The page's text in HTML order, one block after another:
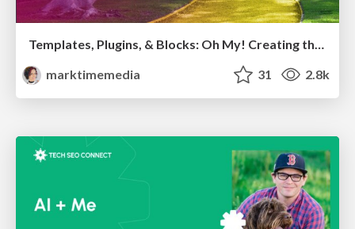
Templates, Plugins, & Blocks: Oh My! Creating the theme that thinks of everything
marktimemedia
31 2.8k